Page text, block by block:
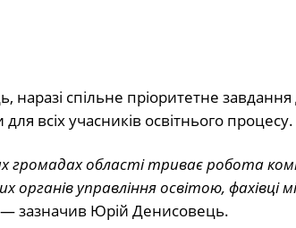
спільне пріоритетне завдання
всіх учасників освітнього процесу.
громадах області триває робота
органів управління освітою, фахівці
зазначив Юрій Денисовець.